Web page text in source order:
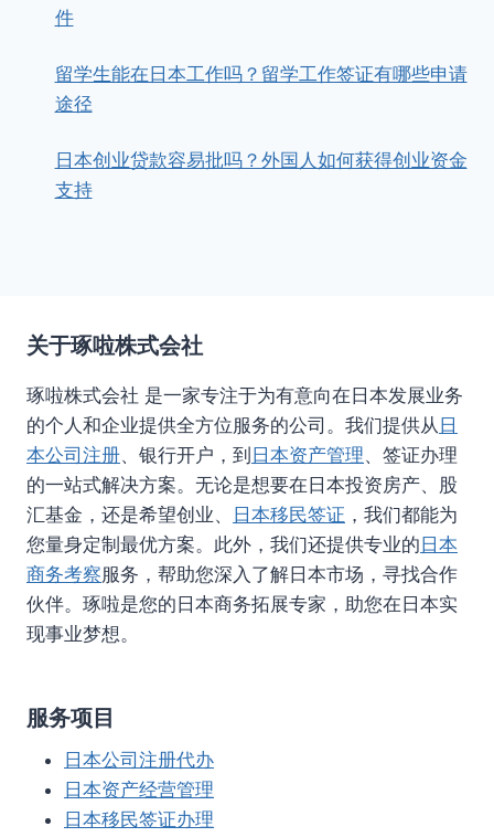
件
留学生能在日本工作吗？留学工作签证有哪些申请
途径
日本创业贷款容易批吗？外国人如何获得创业资金
支持
关于琢啦株式会社
琢啦株式会社 是一家专注于为有意向在日本发展业务
的个人和企业提供全方位服务的公司。我们提供从 日
本公司注册、银行开户，到日本资产管理、签证办理
的一站式解决方案。无论是想要在日本投资房产、股
汇基金，还是希望创业、 日本移民签证 ，我们都能为
您量身定制最优方案。此外，我们还提供专业的日本
商务考察服务，帮助您深入了解日本市场，寻找合作
伙伴。琢啦是您的日本商务拓展专家，助您在日本实
现事业梦想。
服务项目
日本公司注册代办
日本资产经营管理
日本移民签证办理